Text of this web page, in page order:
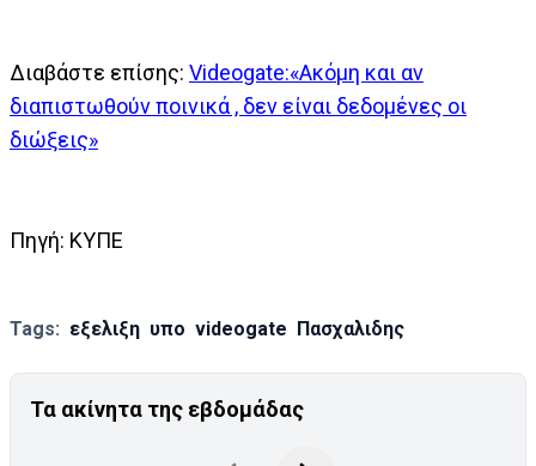
Διαβάστε επίσης: Videogate:«Ακόμη και αν
διαπιστωθούν ποινικά , δεν είναι δεδομένες οι
διώξεις»
Πηγή: ΚΥΠΕ
Tags: εξελιξη υπο videogate Πασχαλιδης
Τα ακίνητα της εβδομάδας